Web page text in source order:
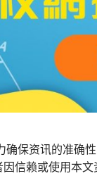
保资讯的准确
信赖或使用本文